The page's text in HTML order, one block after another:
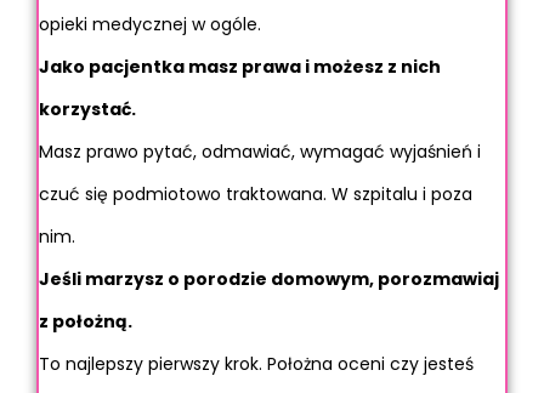
opieki medycznej w ogóle.
Jako pacjentka masz prawa i możesz z nich
korzystać.
Masz prawo pytać, odmawiać, wymagać wyjaśnień i
czuć się podmiotowo traktowana. W szpitalu i poza
nim.
Jeśli marzysz o porodzie domowym, porozmawiaj
z położną.
To najlepszy pierwszy krok. Położna oceni czy jesteś